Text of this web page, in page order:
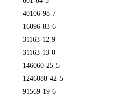
40106-98-7
16096-83-6
31163-12-9
31163-13-0
146060-25-5
1246088-42-5
91569-19-6